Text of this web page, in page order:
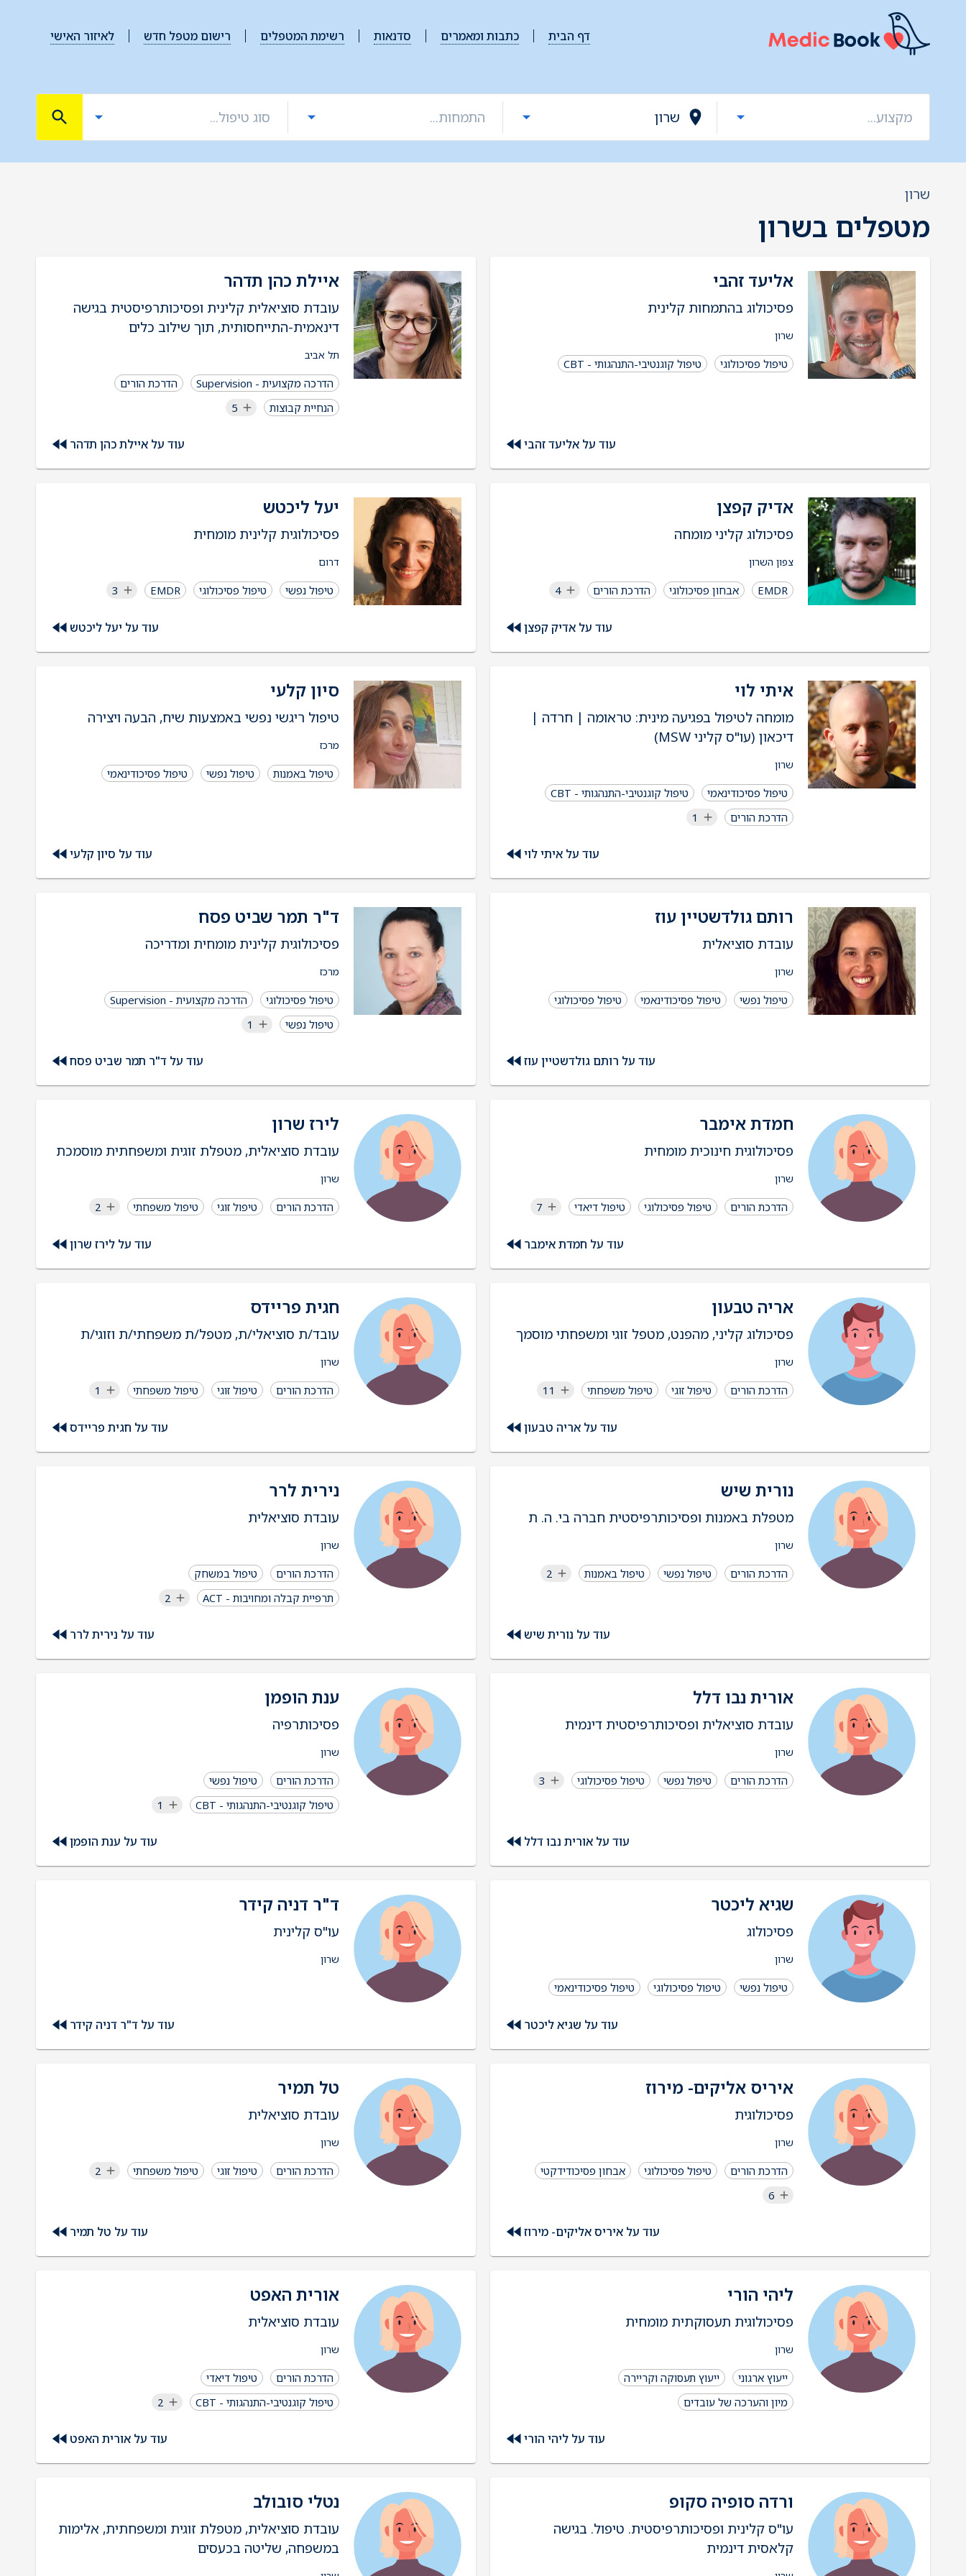
דף הבית כתבות ומאמרים סדנאות רשימת המטפלים רישום מטפל חדש לאיזור האישי
שרון
מטפלים בשרון
אליעד זהבי
פסיכולוג בהתמחות קלינית
שרון
טיפול פסיכולוגי טיפול קוגנטיבי-התנהגותי - CBT
עוד על אליעד זהבי
איילת כהן תדהר
עובדת סוציאלית קלינית ופסיכותרפיסטית בגישה
דינאמית-התייחסותית, תוך שילוב כלים
תל אביב
הדרכה מקצועית - Supervision
הדרכת הורים
הנחיית קבוצות
5
עוד על איילת כהן תדהר
אדיק קפצן
פסיכולוג קליני מומחה
צפון השרון
EMDR אבחון פסיכולוגי הדרכת הורים 4
עוד על אדיק קפצן
יעל ליכטש
פסיכולוגית קלינית מומחית
דרום
טיפול נפשי טיפול פסיכולוגי EMDR
3
עוד על יעל ליכטש
איתי לוי
מומחה לטיפול בפגיעה מינית: טראומה | חרדה |
דיכאון (עו"ס קליני MSW)
שרון
טיפול פסיכודינאמי
טיפול קוגנטיבי-התנהגותי - CBT
הדרכת הורים
1
עוד על איתי לוי
סיון קלעי
טיפול ריגשי נפשי באמצעות שיח, הבעה ויצירה
מרכז
טיפול באמנות טיפול נפשי טיפול פסיכודינאמי
עוד על סיון קלעי
רותם גולדשטיין עוז
עובדת סוציאלית
שרון
טיפול נפשי טיפול פסיכודינאמי טיפול פסיכולוגי
עוד על רותם גולדשטיין עוז
ד"ר תמר שביט פסח
פסיכולוגית קלינית מומחית ומדריכה
מרכז
טיפול פסיכולוגי
הדרכה מקצועית - Supervision
טיפול נפשי
1
עוד על ד"ר תמר שביט פסח
חמדת אימבר
פסיכולוגית חינוכית מומחית
שרון
הדרכת הורים טיפול פסיכולוגי טיפול דיאדי 7
עוד על חמדת אימבר
לירז שרון
עובדת סוציאלית, מטפלת זוגית ומשפחתית מוסמכת
שרון
הדרכת הורים טיפול זוגי טיפול משפחתי 2
עוד על לירז שרון
אריה טבעון
פסיכולוג קליני, מהפנט, מטפל זוגי ומשפחתי מוסמך
שרון
הדרכת הורים טיפול זוגי טיפול משפחתי 11
עוד על אריה טבעון
חגית פריידס
עובד/ת סוציאלי/ת, מטפל/ת משפחתי/ת וזוגי/ת
שרון
הדרכת הורים טיפול זוגי טיפול משפחתי 1
עוד על חגית פריידס
נורית שיש
מטפלת באמנות ופסיכותרפיסטית חברה בי. ה. ת
שרון
הדרכת הורים טיפול נפשי טיפול באמנות 2
עוד על נורית שיש
נירית לרר
עובדת סוציאלית
שרון
הדרכת הורים
טיפול במשחק
תרפיית קבלה ומחויבות - ACT
2
עוד על נירית לרר
אורית נבו דלל
עובדת סוציאלית ופסיכותרפיסטית דינמית
שרון
הדרכת הורים טיפול נפשי טיפול פסיכולוגי 3
עוד על אורית נבו דלל
ענת הופמן
פסיכותרפיה
שרון
הדרכת הורים
טיפול נפשי
טיפול קוגנטיבי-התנהגותי - CBT
1
עוד על ענת הופמן
שגיא ליכטר
פסיכולוג
שרון
טיפול נפשי טיפול פסיכולוגי טיפול פסיכודינאמי
עוד על שגיא ליכטר
ד"ר דניה קידר
עו"ס קלינית
שרון
עוד על ד"ר דניה קידר
איריס אליקים- מירוז
פסיכולוגית
שרון
הדרכת הורים טיפול פסיכולוגי
אבחון פסיכודידקטי
6
עוד על איריס אליקים- מירוז
טל תמיר
עובדת סוציאלית
שרון
הדרכת הורים טיפול זוגי טיפול משפחתי 2
עוד על טל תמיר
ליהי הורי
פסיכולוגית תעסוקתית מומחית
שרון
ייעוץ ארגוני
ייעוץ תעסוקה וקריירה
מיון והערכה של עובדים
עוד על ליהי הורי
אורית האפט
עובדת סוציאלית
שרון
הדרכת הורים
טיפול דיאדי
טיפול קוגנטיבי-התנהגותי - CBT
2
עוד על אורית האפט
ורדה סופיה סקופ
עו"ס קלינית ופסיכותרפיסטית. טיפול. בגישה
קלאסית דינמית
נטלי סובולב
עובדת סוציאלית, מטפלת זוגית ומשפחתית, אלימות
במשפחה, שליטה בכעסים